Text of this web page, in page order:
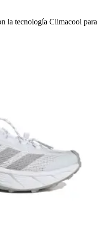
la tecnología Climacool para